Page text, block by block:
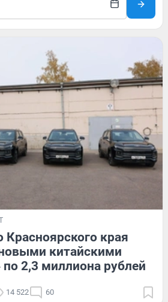
Красноярского края
китайскими
2,3 миллиона рублей
14 522 60